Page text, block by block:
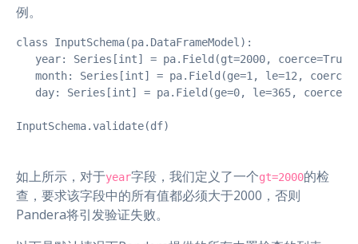
例。
class InputSchema(pa.DataFrameModel):
   year: Series[int] = pa.Field(gt=2000, coerce=True)
month: Series[int] = pa.Field(ge=1, le=12,
day: Series[int] = pa.Field(ge=0, le=365,
InputSchema.validate(df)
如上所示，对于year字段，我们定义了一个gt=2000的检
查，要求该字段中的所有值都必须大于2000，否则
Pandera将引发验证失败。